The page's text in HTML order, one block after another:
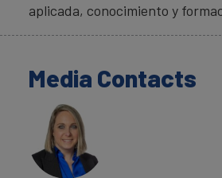
aplicada, conocimiento y
Media Contacts